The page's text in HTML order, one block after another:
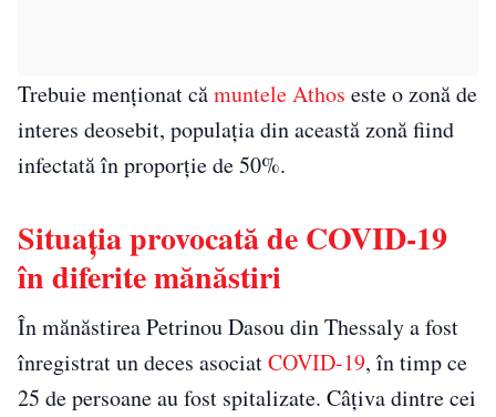
Trebuie menționat cămuntele Athos este o zonă de
interes deosebit, populația din această zonă fiind
infectată în proporție de 50%.
Situația provocată de COVID-19
în diferite mănăstiri
În mănăstirea Petrinou Dasou din Thessaly a fost
înregistrat un deces asociatCOVID-19, în timp ce
25 de persoane au fost spitalizate. Câţiva dintre cei